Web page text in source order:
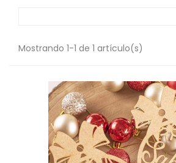
Mostrando 1-1 de 1 artículo(s)